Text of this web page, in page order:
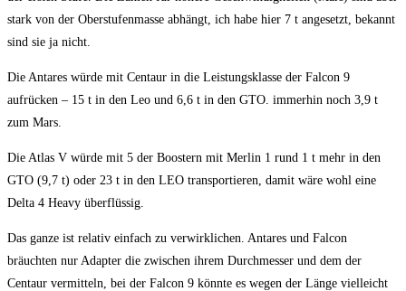
stark von der Oberstufenmasse abhängt, ich habe hier 7 t angesetzt, bekannt
sind sie ja nicht.
Die Antares würde mit Centaur in die Leistungsklasse der Falcon 9
aufrücken – 15 t in den Leo und 6,6 t in den GTO. immerhin noch 3,9 t
zum Mars.
Die Atlas V würde mit 5 der Boostern mit Merlin 1 rund 1 t mehr in den
GTO (9,7 t) oder 23 t in den LEO transportieren, damit wäre wohl eine
Delta 4 Heavy überflüssig.
Das ganze ist relativ einfach zu verwirklichen. Antares und Falcon
bräuchten nur Adapter die zwischen ihrem Durchmesser und dem der
Centaur vermitteln, bei der Falcon 9 könnte es wegen der Länge vielleicht